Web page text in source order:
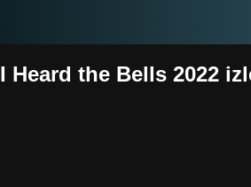
I Heard the Bells 2022